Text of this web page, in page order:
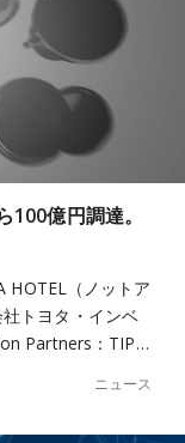
億円調達。
HOTEL（ノットア
トヨタ・インベ
Partners：TIP…
ニュース